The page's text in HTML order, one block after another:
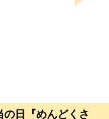
の日『めんどくさ